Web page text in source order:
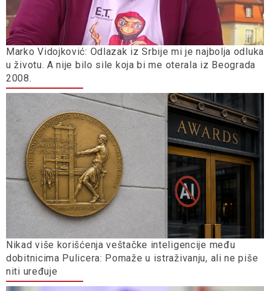
Marko Vidojković: Odlazak iz Srbije mi je najbolja odluka
u životu. A nije bilo sile koja bi me oterala iz Beograda
2008.
Nikad više korišćenja veštačke inteligencije među
dobitnicima Pulicera: Pomaže u istraživanju, ali ne piše
niti uređuje